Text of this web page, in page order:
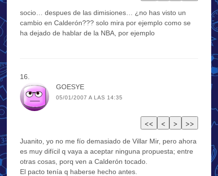
socio… despues de las dimisiones… ¿no has visto un
cambio en Calderón??? solo mira por ejemplo como se
ha dejado de hablar de la NBA, por ejemplo
GOESYE
05/01/2007 A LAS 14:35
Juanito, yo no me fío demasiado de Villar Mir, pero ahora
es muy difícil q vaya a aceptar ninguna propuesta; entre
otras cosas, porq ven a Calderón tocado.
El pacto tenía q haberse hecho antes.